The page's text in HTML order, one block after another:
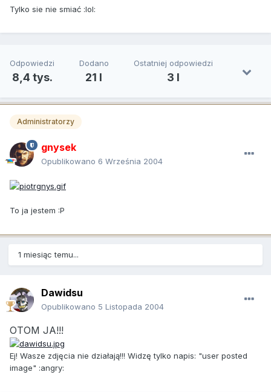
Tylko sie nie smiać :lol:
Odpowiedzi
8,4 tys.
Dodano
21 l
Ostatniej odpowiedzi
3 l
Administratorzy
gnysek
Opublikowano 6 Września 2004
To ja jestem :P
1 miesiąc temu...
Dawidsu
Opublikowano 5 Listopada 2004
OTOM JA!!!
Ej! Wasze zdjęcia nie działają!!! Widzę tylko napis: "user posted
image" :angry: